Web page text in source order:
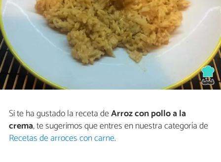
Si te ha gustado la receta deArroz con pollo a la
crema, te sugerimos que entres en nuestra categoría de
Recetas de arroces con carne.